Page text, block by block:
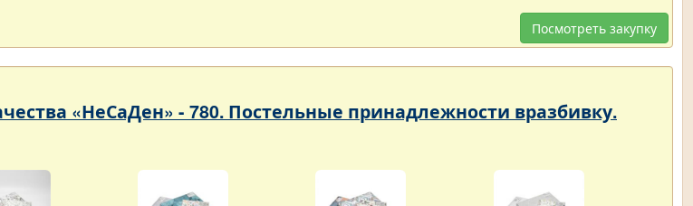
Посмотреть закупку
«НеСаДен» - 780. Постельные принадлежности вразбивку.